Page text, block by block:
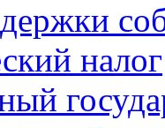
налог